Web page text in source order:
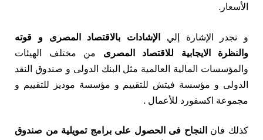
الأسعار.
و تجدر الإشارة إلي الإشادات بالاقتصاد المصرى و قوته
والنظرة الايجابية للاقتصاد المصرى من مختلف الهيئات
والمؤسسات المالية العالمية مثل البنك الدولى و صندوق النقد
الدولى و مؤسسة فيتش للتقييم و مؤسسة موديز للتقييم و
مجموعة اكسفورد للأعمال .
كذلك فانالنجاح فى الحصول على برامج تمويلية من صندوق